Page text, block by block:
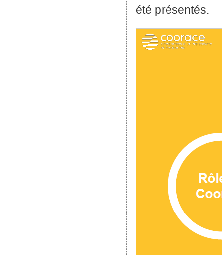
été présentés.